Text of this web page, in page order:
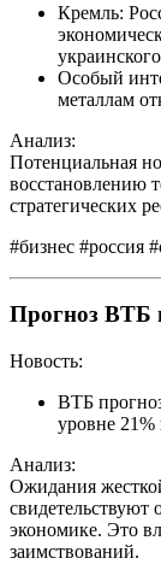
Кремль:
Особый
металлам
Анализ:
Потенциальная
восстановлению
стратегических
#бизнес #россия
Прогноз ВТБ
Новость:
ВТБ
уровне 21%
Анализ:
Ожидания
экономике. Это
заимствований.